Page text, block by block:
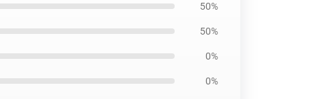
50%
50%
0%
0%